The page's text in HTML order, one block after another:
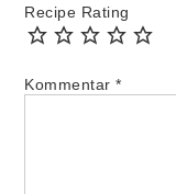
Recipe Rating
Kommentar*